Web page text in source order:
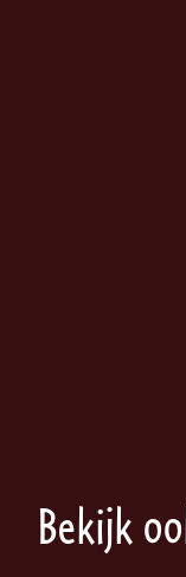
Bekijk